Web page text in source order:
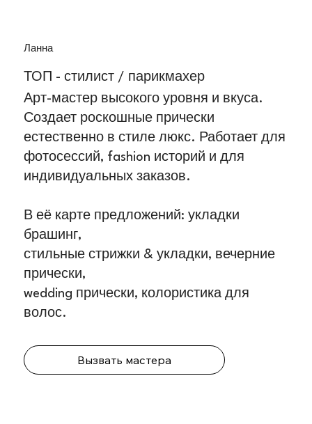
Ланна
ТОП - стилист / парикмахер
Арт-мастер высокого уровня и вкуса.
Создает роскошные прически
естественно в стиле люкс. Работает для
фотосессий, fashion историй и для
индивидуальных заказов.
В её карте предложений: укладки
брашинг,
стильные стрижки & укладки, вечерние
прически,
wedding прически, колористика для
волос.
Вызвать мастера